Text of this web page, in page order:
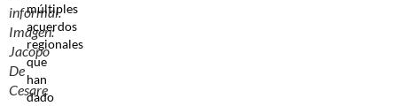
informal.
Imagen:
Jacopo
De
Cesare
múltiples
acuerdos
regionales
que
han
dado